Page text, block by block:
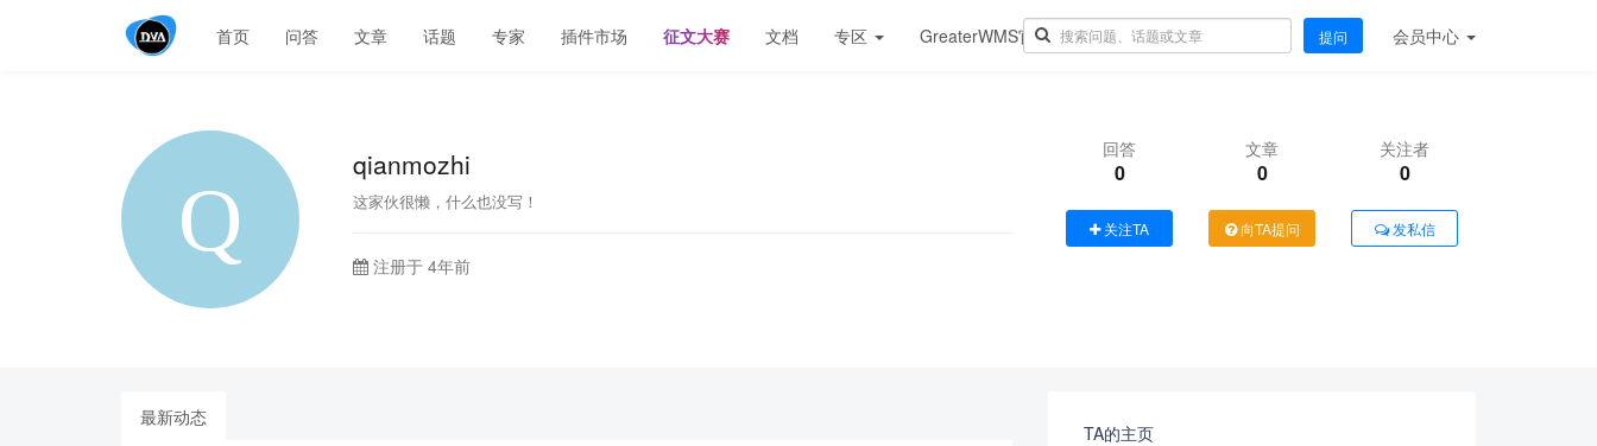
首页 问答 文章 话题 专家 插件市场 征文大赛 文档 专区 GreaterWMS官网 提问 会员中心
qianmozhi
这家伙很懒，什么也没写！
注册于 4年前
回答
0
文章
0
关注者
0
关注TA 向TA提问 发私信
最新动态
TA的主页